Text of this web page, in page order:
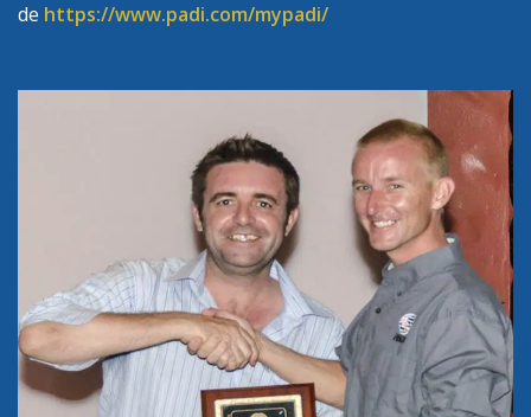
de https://www.padi.com/mypadi/